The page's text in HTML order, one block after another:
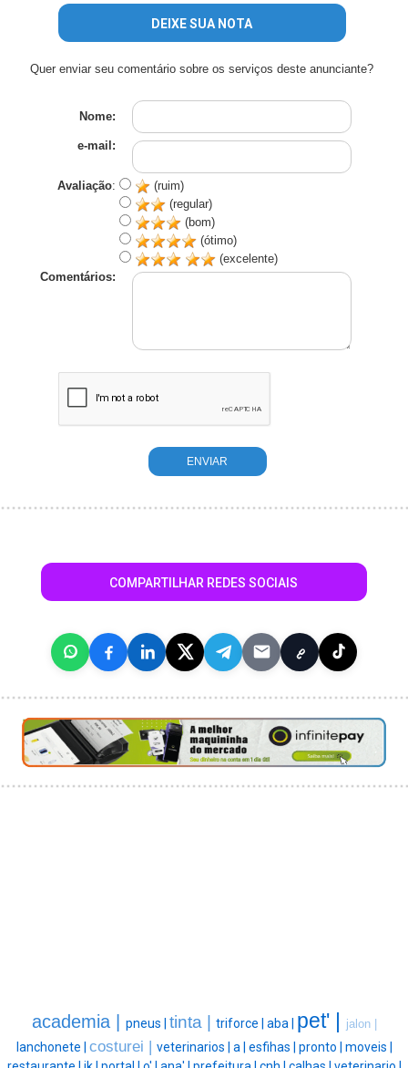
DEIXE SUA NOTA
Quer enviar seu comentário sobre os serviços deste anunciante?
Nome:
e-mail:
Avaliação:
(ruim)
(regular)
(bom)
(ótimo)
(excelente)
Comentários:
COMPARTILHAR REDES SOCIAIS
academia | pneus | tinta | triforce | aba | pet' | jalon |
lanchonete | costurei | veterinarios | a | esfihas | pronto | moveis |